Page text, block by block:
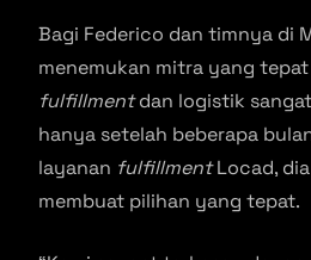
Bagi Federico dan timnya di
menemukan mitra yang
fulfillmentdan logistik
hanya setelah beberapa
layanan fulfillmentLocad,
membuat pilihan yang tepat.